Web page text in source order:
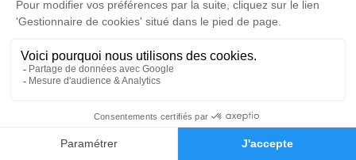
Faire-part Hommages
Cérémonie civile
Crématorium de Montauban
100 Route de Saint-Martial